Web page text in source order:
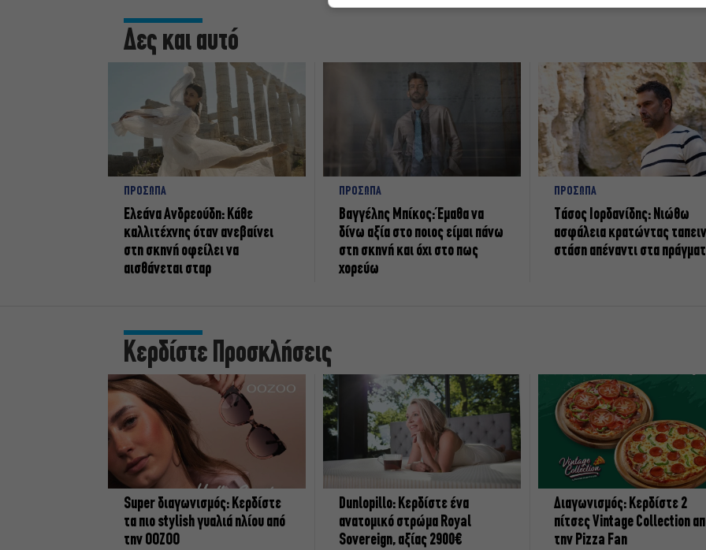
Δες και αυτό
ΠΡΟΣΩΠΑ
Ελεάνα Ανδρεούδη: Κάθε
καλλιτέχνης όταν ανεβαίνει
στη σκηνή οφείλει να
αισθάνεται σταρ
ΠΡΟΣΩΠΑ
Βαγγέλης Μπίκος: Έμαθα να
δίνω αξία στο ποιος είμαι πάνω
στη σκηνή και όχι στο πως
χορεύω
ΠΡΟΣΩΠΑ
Tάσος Ιορδανίδης: Νιώθω
ασφάλεια κρατώντας
στάση απέναντι στα
Κερδίστε Προσκλήσεις
Super διαγωνισμός: Κερδίστε
τα πιο stylish γυαλιά ηλίου από
την OOZOO
Dunlopillo: Κερδίστε ένα
ανατομικό στρώμα Royal
Sovereign, αξίας 2900€
Διαγωνισμός: Κερδίστε 2
πίτσες Vintage Collection
την Pizza Fan